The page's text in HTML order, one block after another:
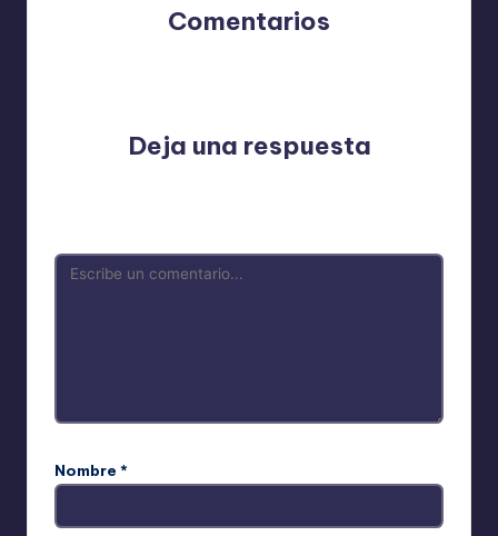
Comentarios
Deja una respuesta
Nombre *